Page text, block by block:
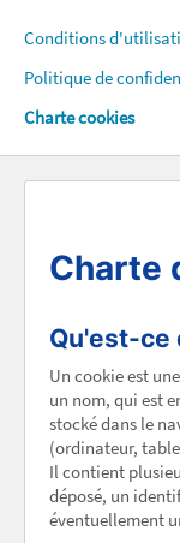
Conditions
Politique de
Charte cookies
Charte
Qu'est-ce
Un cookie est
un nom, qui est
stocké dans le
(ordinateur,
Il contient
déposé, un
éventuellement